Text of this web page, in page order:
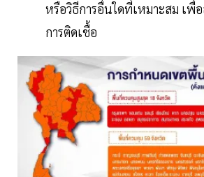
หรือวิธีการอื่นใดที่เหมาะสม เพื่อ
การติดเชื้อ